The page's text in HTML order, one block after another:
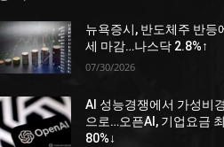
뉴욕증시, 반도체주 반등
세 마감…나스닥 2.8%↑
07/30/2026
AI 성능경쟁에서 가성비
으로…오픈AI, 기업요금
80%↓